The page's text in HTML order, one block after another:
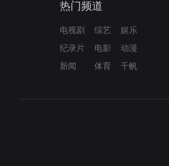
热门频道
电视剧 综艺
娱乐
纪录片
电影
动漫
新闻
体育 千帆